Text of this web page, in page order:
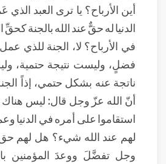
أين الأرباح؟ يا ترى العبد
الدنيا له حقٌّ عند الله بالجنة
في الأرباح؟ لا، الجنة للذي
فضلٍ، وليست نتيجة حتمية،
ناتجة عنه بشكل حتمي، إذاً
أنّ الله عزّ وجل قال: ليس هناك
استقاموا على أمره في الدنيا
لهم عند الله شيء؟ هل لهم
وجل تفضَّلَ ووعدَ المؤمنين